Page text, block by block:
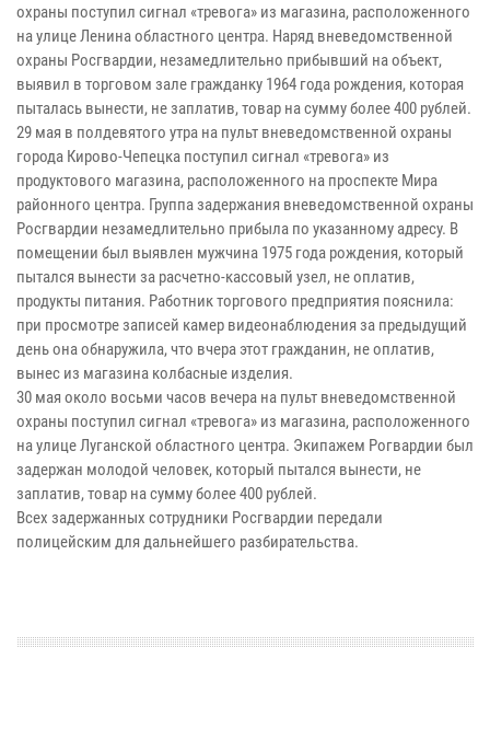
охраны поступил сигнал «тревога» из магазина, расположенного
на улице Ленина областного центра. Наряд вневедомственной
охраны Росгвардии, незамедлительно прибывший на объект,
выявил в торговом зале гражданку 1964 года рождения, которая
пыталась вынести, не заплатив, товар на сумму более 400 рублей.
29 мая в полдевятого утра на пульт вневедомственной охраны
города Кирово-Чепецка поступил сигнал «тревога» из
продуктового магазина, расположенного на проспекте Мира
районного центра. Группа задержания вневедомственной охраны
Росгвардии незамедлительно прибыла по указанному адресу. В
помещении был выявлен мужчина 1975 года рождения, который
пытался вынести за расчетно-кассовый узел, не оплатив,
продукты питания. Работник торгового предприятия пояснила:
при просмотре записей камер видеонаблюдения за предыдущий
день она обнаружила, что вчера этот гражданин, не оплатив,
вынес из магазина колбасные изделия.
30 мая около восьми часов вечера на пульт вневедомственной
охраны поступил сигнал «тревога» из магазина, расположенного
на улице Луганской областного центра. Экипажем Рогвардии был
задержан молодой человек, который пытался вынести, не
заплатив, товар на сумму более 400 рублей.
Всех задержанных сотрудники Росгвардии передали
полицейским для дальнейшего разбирательства.